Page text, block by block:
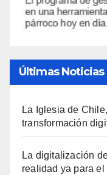
Últimas Noticias
La Iglesia de
transformación
La digitalización
realidad ya para